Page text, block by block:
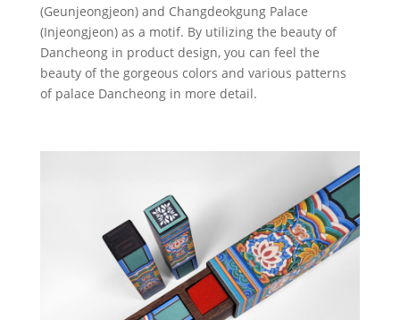
(Geunjeongjeon) and Changdeokgung Palace
(Injeongjeon) as a motif. By utilizing the beauty of
Dancheong in product design, you can feel the
beauty of the gorgeous colors and various patterns
of palace Dancheong in more detail.